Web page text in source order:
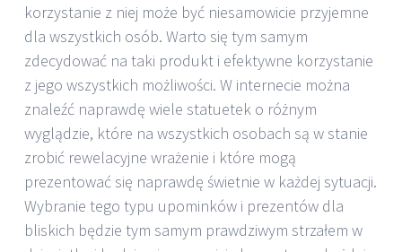
korzystanie z niej może być niesamowicie przyjemne
dla wszystkich osób. Warto się tym samym
zdecydować na taki produkt i efektywne korzystanie
z jego wszystkich możliwości. W internecie można
znaleźć naprawdę wiele statuetek o różnym
wyglądzie, które na wszystkich osobach są w stanie
zrobić rewelacyjne wrażenie i które mogą
prezentować się naprawdę świetnie w każdej sytuacji.
Wybranie tego typu upominków i prezentów dla
bliskich będzie tym samym prawdziwym strzałem w